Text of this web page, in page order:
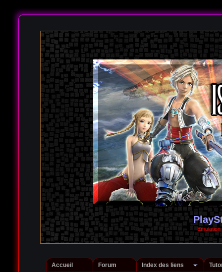
Accueil Forum Index des liens